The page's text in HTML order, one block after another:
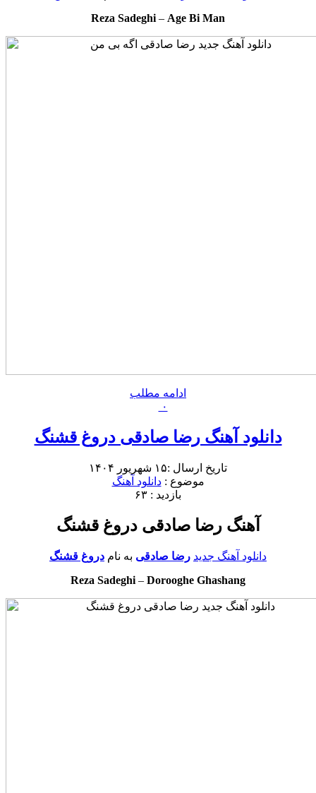
Reza Sadeghi – Age Bi Man
ادامه مطلب
۰
دانلود آهنگ رضا صادقی دروغ قشنگ
تاریخ ارسال :۱۵ شهریور ۱۴۰۴
موضوع :دانلود آهنگ
بازدید : ۶۳
آهنگ رضا صادقی دروغ قشنگ
دانلود آهنگ جدید رضا صادقی به نام دروغ قشنگ
Reza Sadeghi – Dorooghe Ghashang